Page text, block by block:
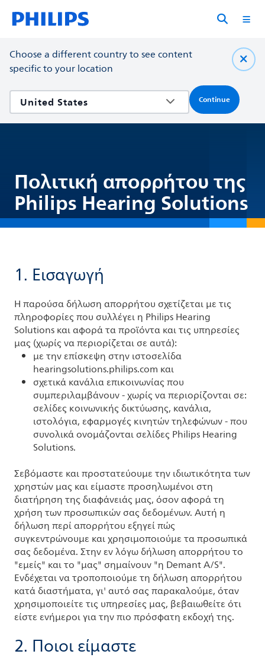
Choose a different country to see content
specific to your location
Continue
Πολιτική απορρήτου της
Philips Hearing Solutions
1. Εισαγωγή
Η παρούσα δήλωση απορρήτου σχετίζεται με τις
πληροφορίες που συλλέγει η Philips Hearing
Solutions και αφορά τα προϊόντα και τις υπηρεσίες
μας (χωρίς να περιορίζεται σε αυτά):
με την επίσκεψη στην ιστοσελίδα
hearingsolutions.philips.com και
σχετικά κανάλια επικοινωνίας που
συμπεριλαμβάνουν - χωρίς να περιορίζονται σε:
σελίδες κοινωνικής δικτύωσης, κανάλια,
ιστολόγια, εφαρμογές κινητών τηλεφώνων - που
συνολικά ονομάζονται σελίδες Philips Hearing
Solutions.
Σεβόμαστε και προστατεύουμε την ιδιωτικότητα των
χρηστών μας και είμαστε προσηλωμένοι στη
διατήρηση της διαφάνειάς μας, όσον αφορά τη
χρήση των προσωπικών σας δεδομένων. Αυτή η
δήλωση περί απορρήτου εξηγεί πώς
συγκεντρώνουμε και χρησιμοποιούμε τα προσωπικά
σας δεδομένα. Στην εν λόγω δήλωση απορρήτου το
"εμείς" και το "μας" σημαίνουν "η Demant A/S".
Ενδέχεται να τροποποιούμε τη δήλωση απορρήτου
κατά διαστήματα, γι' αυτό σας παρακαλούμε, όταν
χρησιμοποιείτε τις υπηρεσίες μας, βεβαιωθείτε ότι
είστε ενήμεροι για την πιο πρόσφατη εκδοχή της.
2. Ποιοι είμαστε